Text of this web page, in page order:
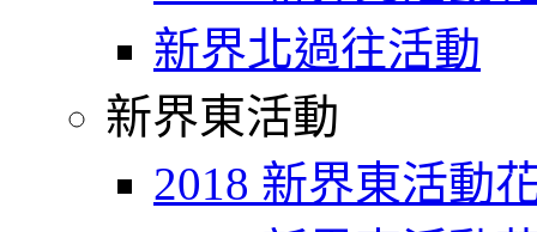
新界北過往活動
新界東活動
2018 新界東活動